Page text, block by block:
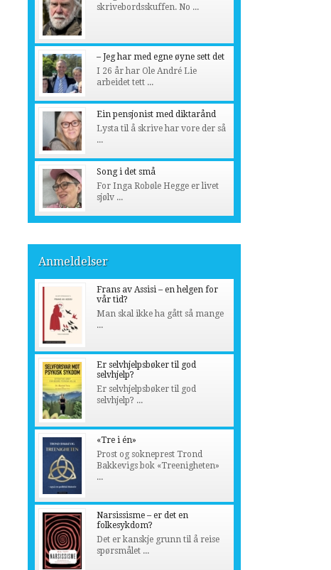
skrivebordsskuffen. No ...
– Jeg har med egne øyne sett det
I 26 år har Ole André Lie
arbeidet tett ...
Ein pensjonist med diktarånd
Lysta til å skrive har vore der så
...
Song i det små
For Inga Robøle Hegge er livet
sjølv ...
Anmeldelser
Frans av Assisi – en helgen for
vår tid?
Man skal ikke ha gått så mange
...
Er selvhjelpsbøker til god
selvhjelp?
Er selvhjelpsbøker til god
selvhjelp? ...
«Tre i én»
Prost og sokneprest Trond
Bakkevigs bok «Treenigheten»
...
Narsissisme – er det en
folkesykdom?
Det er kanskje grunn til å reise
spørsmålet ...